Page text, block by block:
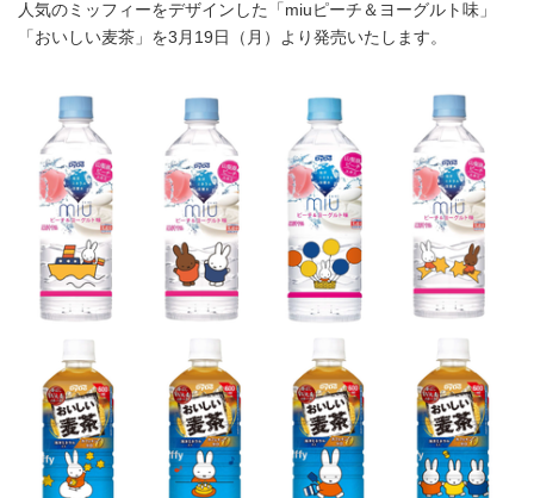
人気のミッフィーをデザインした「miuピーチ＆ヨーグルト味」
「おいしい麦茶」を3月19日（月）より発売いたします。